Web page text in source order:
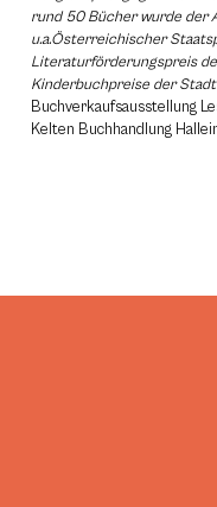
rund 50 Bücher wurde der
u.a.Österreichischer
Literaturförderungspreis
Kinderbuchpreise der
Buchverkaufsausstellung
Kelten Buchhandlung